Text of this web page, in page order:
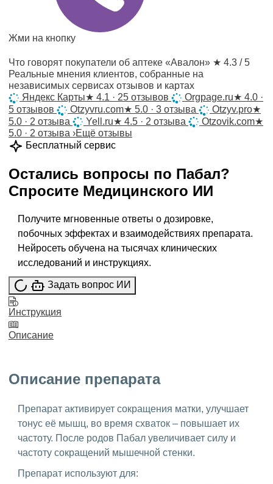
Жми на кнопку
Что говорят покупатели об аптеке «Авалон» ★ 4.3 / 5
Реальные мнения клиентов, собранные на
независимых сервисах отзывов и картах
Яндекс Карты★ 4.1 · 25 отзывов Orgpage.ru★ 4.0 ·
5 отзывов
Otzyvru.com★ 5.0 · 3 отзыва Otzyv.pro★
5.0 · 2 отзыва
Yell.ru★ 4.5 · 2 отзыва Otzovik.com★
5.0 · 2 отзыва ›Ещё отзывы
Бесплатный сервис
Остались вопросы по Пабал?
Спросите Медицинского ИИ
Получите мгновенные ответы о дозировке,
побочных эффектах и взаимодействиях препарата.
Нейросеть обучена на тысячах клинических
исследований и инструкциях.
Задать вопрос ИИ
Инструкция
Описание
Описание препарата
Препарат активирует сокращения матки, улучшает
тонус её мышц, во время схваток – повышает их
частоту. После родов Пабал увеличивает силу и
частоту сокращений мышечной стенки.
Препарат используют для: